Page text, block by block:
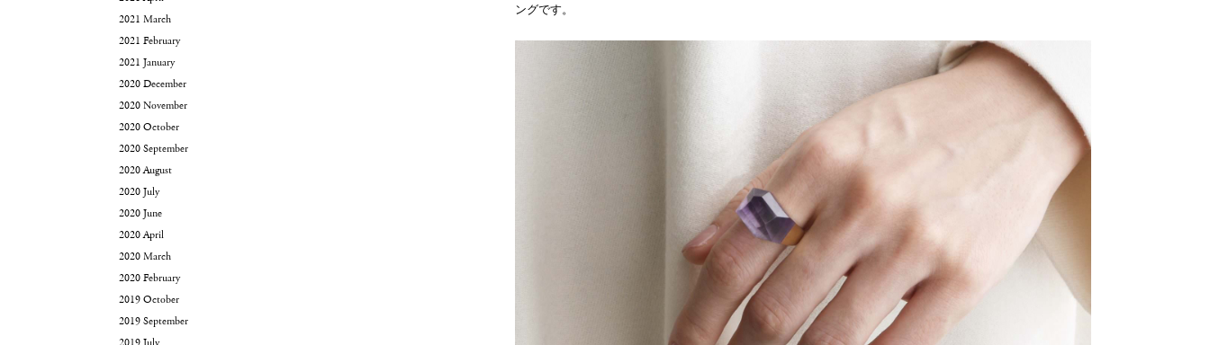
ングです。
2021 March
2021 February
2021 January
2020 December
2020 November
2020 October
2020 September
2020 August
2020 July
2020 June
2020 April
2020 March
2020 February
2019 October
2019 September